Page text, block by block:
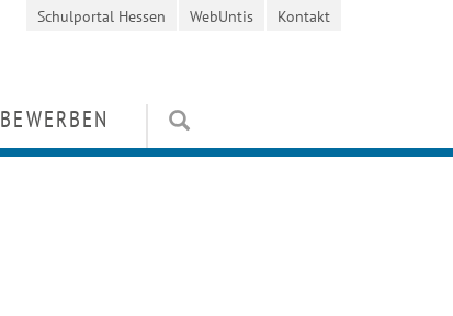
Schulportal Hessen WebUntis Kontakt
BEWERBEN